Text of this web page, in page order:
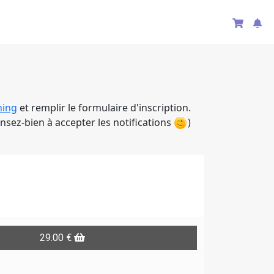
et remplir le formulaire d'inscription.
bien à accepter les notifications
)
29.00 €